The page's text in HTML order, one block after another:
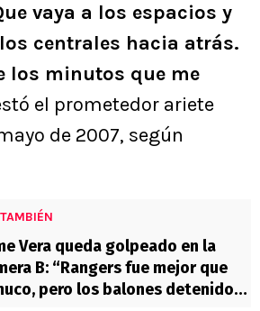
vaya a los espacios y
centrales hacia atrás.
los minutos que me
el prometedor ariete
de 2007, según
Vera queda golpeado en la
B: “Rangers fue mejor que
pero los balones detenidos